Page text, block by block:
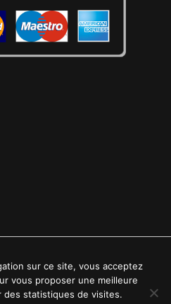
| Tous droits réservés
sur ce site, vous acceptez
vous proposer une meilleure
des statistiques de visites.